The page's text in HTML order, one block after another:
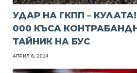
УДАР НА ГКПП –
000 КЪСА
ТАЙНИК НА БУС
АПРИЛ 8, 2014